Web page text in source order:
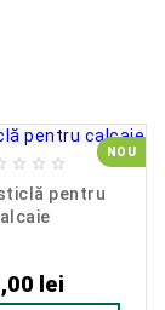
  
pentru
lei
NOU